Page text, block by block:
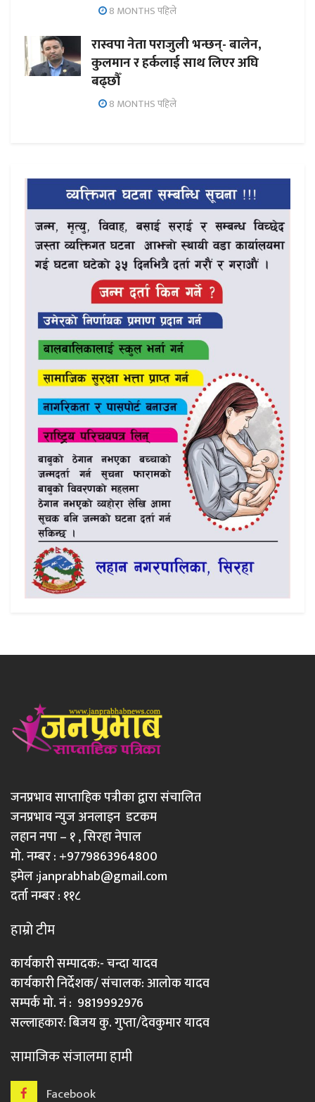
8 MONTHS पहिले
रास्वपा नेता पराजुली भन्छन्- बालेन,
कुलमान र हर्कलाई साथ लिएर अघि
बढ्छौँ
8 MONTHS पहिले
जनप्रभाव साप्ताहिक पत्रीका द्वारा संचालित
जनप्रभाव न्युज अनलाइन डटकम
लहान नपा – १ , सिरहा नेपाल
मो. नम्बर : +9779863964800
इमेल :janprabhab@gmail.com
दर्ता नम्बर : ११८
हाम्रो टीम
कार्यकारी सम्पादक:- चन्दा यादव
कार्यकारी निर्देशक/ संचालक: आलोक यादव
सम्पर्क मो. नं : 9819992976
सल्लाहकार: बिजय कु. गुप्ता/देवकुमार यादव
सामाजिक संजालमा हामी
Facebook